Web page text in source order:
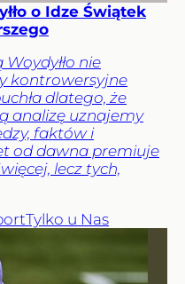
o Idze Świątek
nie
kontrowersyjne
dlatego, że
analizę uznajemy
faktów i
od dawna premiuje
lecz tych,
Tylko u Nas